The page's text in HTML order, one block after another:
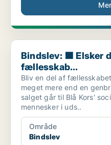
Bindslev: 🟦 Elsker du
Bindslev: 🟦 Elsker
fællesskab...
Bliv en del af
meget mere end en
salget går til Blå Kors'
mennesker i uds..
Område
Bindslev